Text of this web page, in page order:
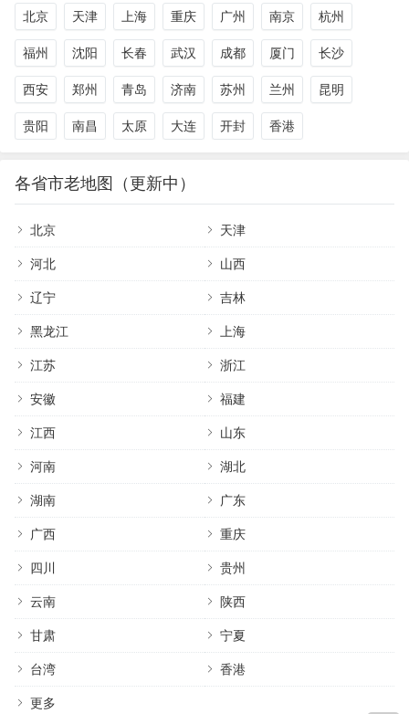
北京 天津 上海 重庆 广州 南京 杭州
福州 沈阳 长春 武汉 成都 厦门 长沙
西安 郑州 青岛 济南 苏州 兰州 昆明
贵阳 南昌 太原 大连 开封 香港
各省市老地图（更新中）
北京 天津
河北 山西
辽宁 吉林
黑龙江 上海
江苏 浙江
安徽 福建
江西 山东
河南 湖北
湖南 广东
广西 重庆
四川 贵州
云南 陕西
甘肃 宁夏
台湾 香港
更多